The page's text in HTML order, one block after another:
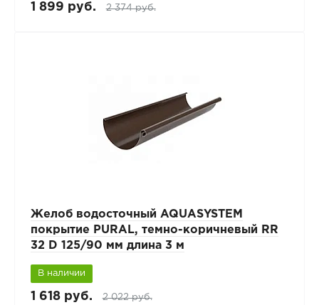
1 899 руб. 2 374 руб.
Желоб водосточный AQUASYSTEM
покрытие PURAL, темно-коричневый RR
32 D 125/90 мм длина 3 м
В наличии
1 618 руб. 2 022 руб.